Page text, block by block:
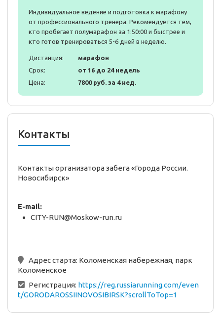
Индивидуальное ведение и подготовка к марафону
от профессионального тренера. Рекомендуется тем,
кто пробегает полумарафон за 1:50:00 и быстрее и
кто готов тренироваться 5-6 дней в неделю.
Дистанция:
марафон
Срок:
от 16 до 24 недель
Цена:
7800 руб. за 4 нед.
Контакты
Контакты организатора забега «Города России.
Новосибирск»
E-mail:
CITY-RUN@Moskow-run.ru
Адрес старта: Коломенская набережная, парк
Коломенское
Регистрация: https://reg.russiarunning.com/even
t/GORODAROSSIINOVOSIBIRSK?scrollToTop=1